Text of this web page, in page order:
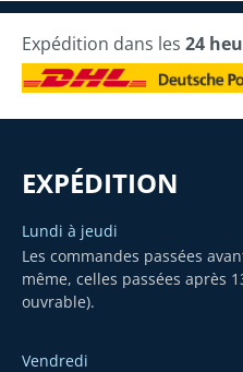
Expédition dans les 24
EXPÉDITION
Lundi à jeudi
Les commandes passées
même, celles passées après
ouvrable).
Vendredi